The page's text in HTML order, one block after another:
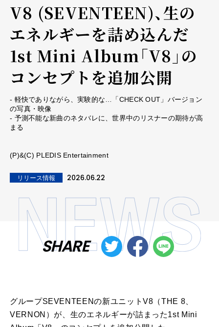
V8 (SEVENTEEN)、生の
エネルギーを詰め込んだ
1st Mini Album「V8」の
コンセプトを追加公開
- 軽快でありながら、実験的な…「CHECK OUT」バージョン
の写真・映像
- 予測不能な新曲のネタバレに、世界中のリスナーの期待が高
まる
(P)&(C) PLEDIS Entertainment
リリース情報 2026.06.22
SHARE
グループSEVENTEENの新ユニットV8（THE 8、
VERNON）が、生のエネルギーが詰まった1st Mini